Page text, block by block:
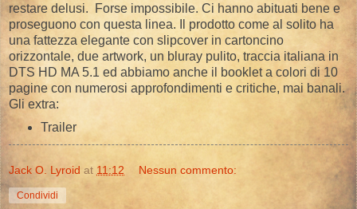
restare delusi. Forse impossibile. Ci hanno abituati bene e
proseguono con questa linea. Il prodotto come al solito ha
una fattezza elegante con slipcover in cartoncino
orizzontale, due artwork, un bluray pulito, traccia italiana in
DTS HD MA 5.1 ed abbiamo anche il booklet a colori di 10
pagine con numerosi approfondimenti e critiche, mai banali.
Gli extra:
Trailer
Jack O. Lyroid at 11:12 Nessun commento:
Condividi